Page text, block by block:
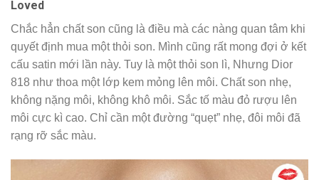
Loved
Chắc hẳn chất son cũng là điều mà các nàng quan tâm khi
quyết định mua một thỏi son. Mình cũng rất mong đợi ở kết
cấu satin mới lần này. Tuy là một thỏi son lì, Nhưng Dior
818 như thoa một lớp kem mỏng lên môi. Chất son nhẹ,
không nặng môi, không khô môi. Sắc tố màu đỏ rượu lên
môi cực kì cao. Chỉ cần một đường “quẹt” nhẹ, đôi môi đã
rạng rỡ sắc màu.